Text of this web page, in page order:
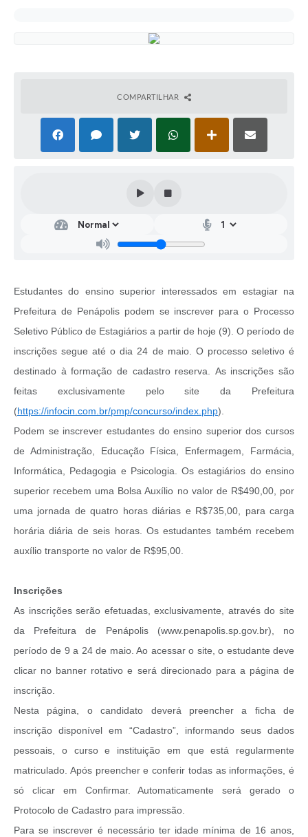
COMPARTILHAR
Estudantes do ensino superior interessados em estagiar na
Prefeitura de Penápolis podem se inscrever para o Processo
Seletivo Público de Estagiários a partir de hoje (9). O período de
inscrições segue até o dia 24 de maio. O processo seletivo é
destinado à formação de cadastro reserva. As inscrições são
feitas exclusivamente pelo site da Prefeitura
(https://infocin.com.br/pmp/concurso/index.php).
Podem se inscrever estudantes do ensino superior dos cursos
de Administração, Educação Física, Enfermagem, Farmácia,
Informática, Pedagogia e Psicologia. Os estagiários do ensino
superior recebem uma Bolsa Auxílio no valor de R$490,00, por
uma jornada de quatro horas diárias e R$735,00, para carga
horária diária de seis horas. Os estudantes também recebem
auxílio transporte no valor de R$95,00.
Inscrições
As inscrições serão efetuadas, exclusivamente, através do site
da Prefeitura de Penápolis (www.penapolis.sp.gov.br), no
período de 9 a 24 de maio. Ao acessar o site, o estudante deve
clicar no banner rotativo e será direcionado para a página de
inscrição.
Nesta página, o candidato deverá preencher a ficha de
inscrição disponível em “Cadastro”, informando seus dados
pessoais, o curso e instituição em que está regularmente
matriculado. Após preencher e conferir todas as informações, é
só clicar em Confirmar. Automaticamente será gerado o
Protocolo de Cadastro para impressão.
Para se inscrever é necessário ter idade mínima de 16 anos,